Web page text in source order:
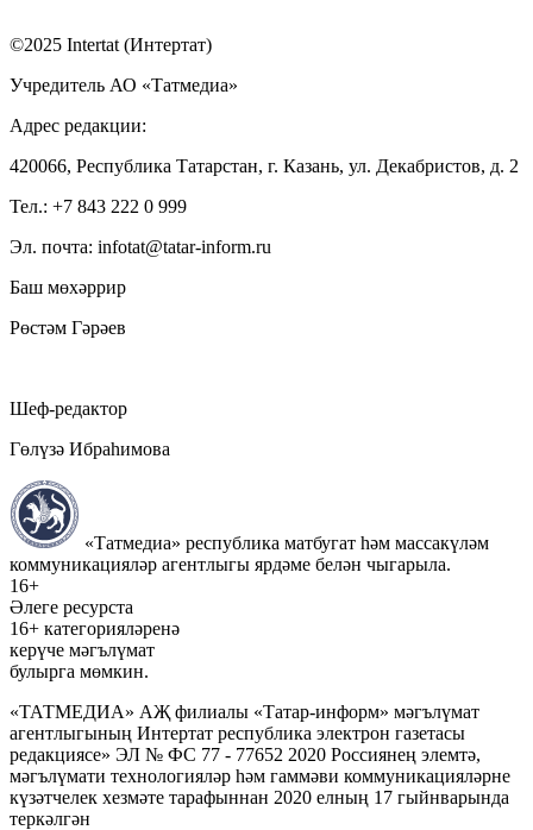
©2025 Intertat (Интертат)
Учредитель АО «Татмедиа»
Адрес редакции:
420066, Республика Татарстан, г. Казань, ул. Декабристов, д. 2
Тел.: +7 843 222 0 999
Эл. почта: infotat@tatar-inform.ru
Баш мөхәррир
Рөстәм Гәрәев
Шеф-редактор
Гөлүзә Ибраһимова
«Татмедиа» республика матбугат һәм массакүләм
коммуникацияләр агентлыгы ярдәме белән чыгарыла.
16+
Әлеге ресурста
16+ категорияләренә
керүче мәгълүмат
булырга мөмкин.
«ТАТМЕДИА» АҖ филиалы «Татар-информ» мәгълүмат
агентлыгының Интертат республика электрон газетасы
редакциясе» ЭЛ № ФС 77 - 77652 2020 Россиянең элемтә,
мәгълүмати технологияләр һәм гаммәви коммуникацияләрне
күзәтчелек хезмәте тарафыннан 2020 елның 17 гыйнварында
теркәлгән